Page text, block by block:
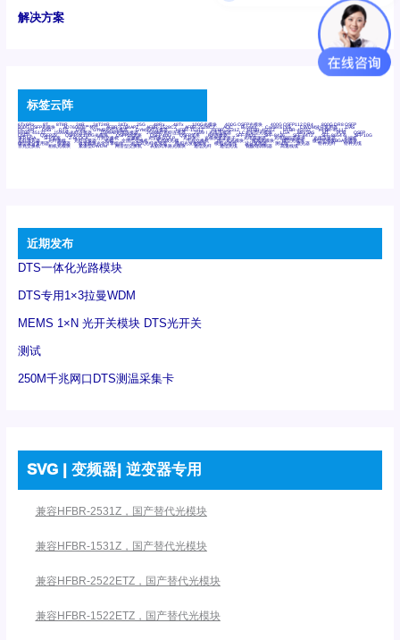
解决方案
标签云阵
6Tx6Rx 8T 8T8R 24R 24T24R 24Tx 25G 48Rx 48Tx 100G光模块 400G OSFP光模块 400G QSFP112 DR4 800G DR8 OSFP
800G OSFP光模块 AD7606国产替代 AFBR-57B4APZ AFBR-1528CZ AFBR-2528CZ AOC Bypass Camera Link CWDM波分复用器 DAS
DC~4M DSS DTS DVS GYMB光纤连接器 GYM光纤连接器 HFBR-1531Z HFBR-2531Z HFBR-4501Z HFBR-4503Z HFBR-4511Z
HFBR-4513Z J599A6光纤连接器 J599A8光电连接器 J599MT光纤连接器 J599Ⅰ光电连接器 LC超短型光模块 LGA Mini SAS MT POB QSFP
QSFP+ QSFP28 QSFP28 100G光模块 QSFP28笼座 QSFP 40G QSFP笼座 RP连接器 SFF-8431 SFF-8436 SFF-8472 SFF-8654 4i SFP 10G
SFP MSA SFP笼座 Z-BLOCK 万兆交换机 交换机 光切换仪OLP 光开关 光模块笼子座子 光电探测器 光电编码器模块 光电连接器 光端机
光纤激光器 光纤跳线 光纤连接器 光耦 全国产交换机 军品级光耦 千兆交换机 国产化光模块 射频光模块 微型光模块 微型可插拔BGA光模块
微型波分复用器 探测器 收发模块光学引擎组件 机架式光纤收发器 模拟光发射模块 模拟光器件 波分复用器 测试版 激光器 特种光纤 特种光缆
百兆交换机 相机光模块 紧凑型DWDM 网管型交换机 表贴式单路光模块 通信光纤 通信光缆 铌酸锂调制器 高速线缆
近期发布
DTS一体化光路模块
DTS专用1×3拉曼WDM
MEMS 1×N 光开关模块 DTS光开关
测试
250M千兆网口DTS测温采集卡
SVG | 变频器| 逆变器专用
兼容HFBR-2531Z，国产替代光模块
兼容HFBR-1531Z，国产替代光模块
兼容HFBR-2522ETZ，国产替代光模块
兼容HFBR-1522ETZ，国产替代光模块